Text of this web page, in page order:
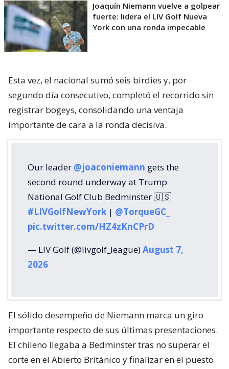
Joaquín Niemann vuelve a golpear
fuerte: lidera el LIV Golf Nueva
York con una ronda impecable
Esta vez, el nacional sumó seis birdies y, por
segundo día consecutivo, completó el recorrido sin
registrar bogeys, consolidando una ventaja
importante de cara a la ronda decisiva.
Our leader @joaconiemann gets the
second round underway at Trump
National Golf Club Bedminster 🇺🇸
#LIVGolfNewYork | @TorqueGC_
pic.twitter.com/HZ4zKnCPrD
— LIV Golf (@livgolf_league)August 7,
2026
El sólido desempeño de Niemann marca un giro
importante respecto de sus últimas presentaciones.
El chileno llegaba a Bedminster tras no superar el
corte en el Abierto Británico y finalizar en el puesto